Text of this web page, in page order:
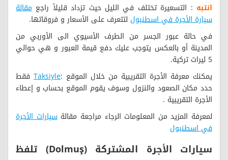
انتبه : التسعيرة تختلف في الليل حيث تزداد قليلاً راجع مقالة
سيارة الأجرة في اسطنبول لتتعرف على الأسعار و فروقاتها.
في حالة عبور الجسر من الطرف الأسيوي الى الأوربي من
المدينة أو بالعكس يتوجب عليك دفع قيمة العبور و هي حوالي
5 ليرات تركية.
يمكنك معرفة الأجرة التقريبية من خلال الموقع :Taksiyle فقط
حدد مكان الصعود والنزول وسوف يقوم الموقع بحساب و إعطاء
الأجرة التقريبية .
لمعرفة المزيد من المعلومات الرجاء مراجعة مقالةسيارات الأجرة
في اسطنبول
سيارات الأجرة المشتركة (
Dolmuş) تلفظ